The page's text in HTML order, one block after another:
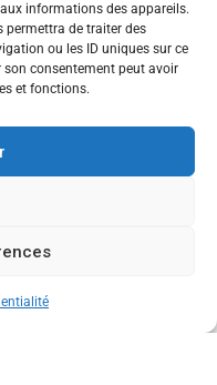
informations des appareils.
permettra de traiter des
ou les ID uniques sur ce
son consentement peut avoir
et fonctions.
MAINTENANT